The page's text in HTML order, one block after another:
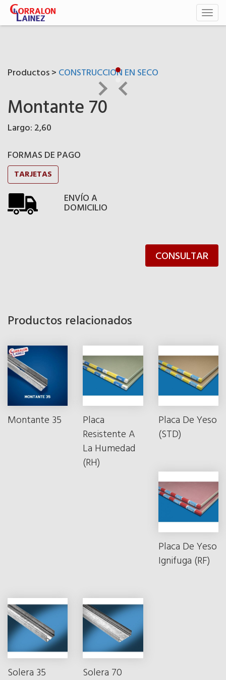
Productos > CONSTRUCCION EN SECO
Montante 70
Largo: 2,60
FORMAS DE PAGO
TARJETAS
ENVÍO A
DOMICILIO
CONSULTAR
Productos relacionados
Montante 35
Placa
Resistente A
La Humedad
(RH)
Placa De Yeso
(STD)
Placa De Yeso
Ignifuga (RF)
Solera 35 Solera 70